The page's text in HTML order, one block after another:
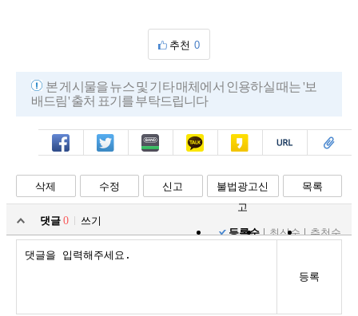
추천 0
본 게시물을 뉴스 및 기타 매체에서 인용하실 때는 '보
배드림' 출처 표기를 부탁드립니다
페북 트윗 밴드 카톡 카스 복사 스크랩
삭제 수정 신고
불법광고신
고
목록
댓글 0
쓰기
등록순
최신순 추천순
등록